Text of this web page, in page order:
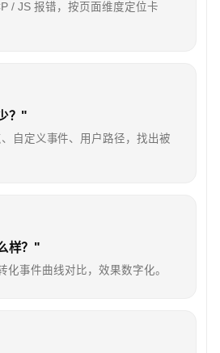
/ JS 报错，按页面维度定位卡
？"
自定义事件、用户路径，找出被
样？"
化事件曲线对比，效果数字化。